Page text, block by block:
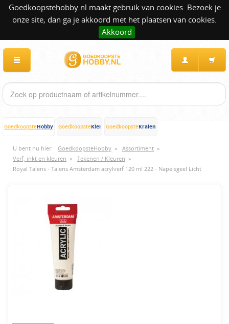
Goedkoopstehobby.nl maakt gebruik van cookies. Bezoek je
onze site, dan ga je akkoord met het plaatsen van cookies.
Akkoord
GoedkoopsteHobby GoedkoopsteKlei GoedkoopsteKralen
U bent nu hier: GoedkoopsteHobby » Assortiment »
Verf, inkt en kleuren » Tekenen / Kleuren »
Royal Talens - Talens Amsterdam acrylverf 120 ml 222 - Napelsgeel Licht